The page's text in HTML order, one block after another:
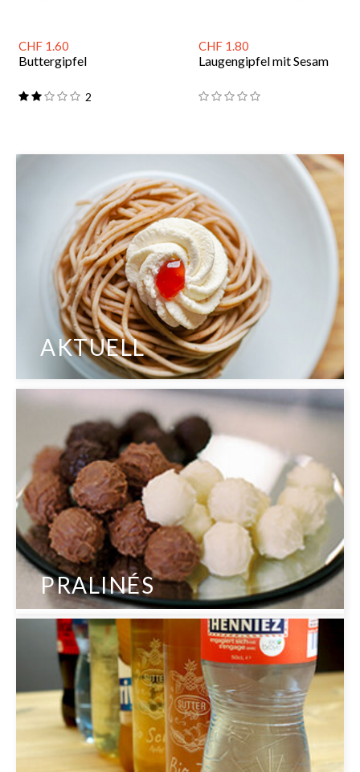
CHF 1.60
Buttergipfel
2
CHF 1.80
Laugengipfel mit Sesam
AKTUELL
PRALINÉS